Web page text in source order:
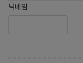
닉네임